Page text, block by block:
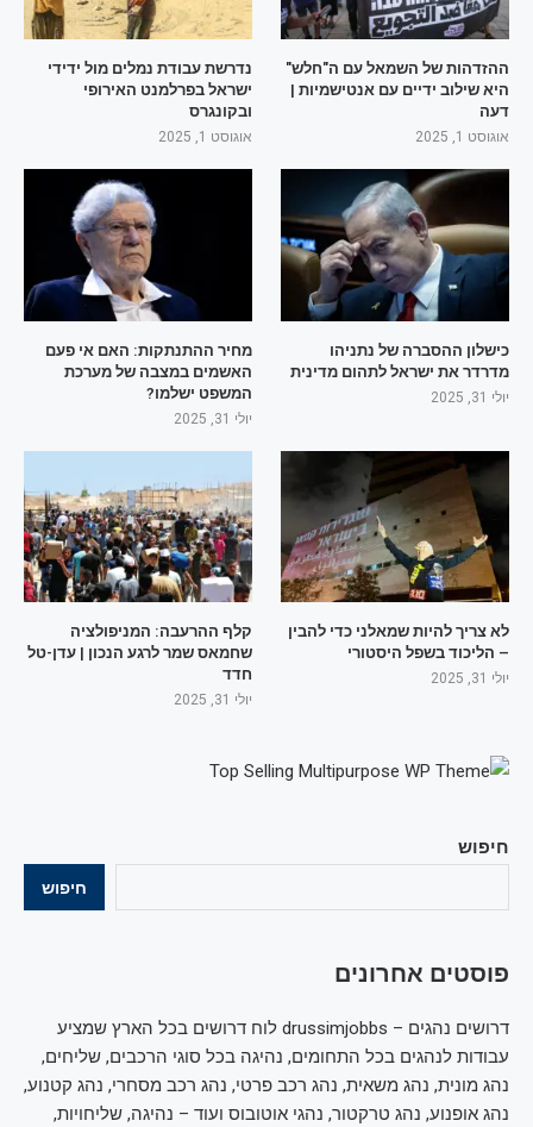
חיפוש
חיפוש
פוסטים אחרונים
דרושים נהגים – drussimjobbs לוח דרושים בכל הארץ שמציע
עבודות לנהגים בכל התחומים, נהיגה בכל סוגי הרכבים, שליחים,
נהג מונית, נהג משאית, נהג רכב פרטי, נהג רכב מסחרי, נהג קטנוע,
נהג אופנוע, נהג טרקטור, נהגי אוטובוס ועוד – נהיגה, שליחויות,
ההזדהות של השמאל עם ה"חלש"
היא שילוב ידיים עם אנטישמיות |
דעה
אוגוסט 1, 2025
נדרשת עבודת נמלים מול ידידי
ישראל בפרלמנט האירופי
ובקונגרס
אוגוסט 1, 2025
כישלון ההסברה של נתניהו
מדרדר את ישראל לתהום מדינית
יולי 31, 2025
מחיר ההתנתקות: האם אי פעם
האשמים במצבה של מערכת
המשפט ישלמו?
יולי 31, 2025
לא צריך להיות שמאלני כדי להבין
– הליכוד בשפל היסטורי
יולי 31, 2025
קלף ההרעבה: המניפולציה
שחמאס שמר לרגע הנכון | עדן-טל
חדד
יולי 31, 2025